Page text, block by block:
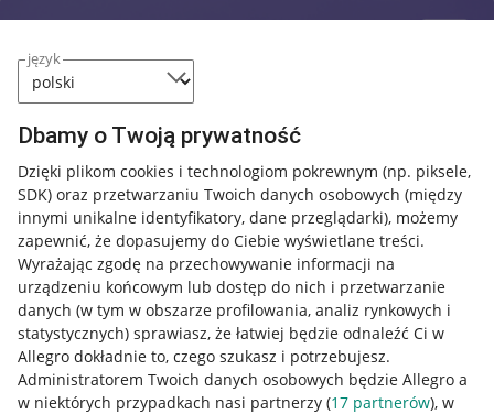
język
Dbamy o Twoją prywatność
Dzięki plikom cookies i technologiom pokrewnym (np. piksele,
SDK) oraz przetwarzaniu Twoich danych osobowych (między
innymi unikalne identyfikatory, dane przeglądarki), możemy
zapewnić, że dopasujemy do Ciebie wyświetlane treści.
Wyrażając zgodę na przechowywanie informacji na
urządzeniu końcowym lub dostęp do nich i przetwarzanie
danych (w tym w obszarze profilowania, analiz rynkowych i
statystycznych) sprawiasz, że łatwiej będzie odnaleźć Ci w
Allegro dokładnie to, czego szukasz i potrzebujesz.
Administratorem Twoich danych osobowych będzie Allegro a
w niektórych przypadkach nasi partnerzy (17 partnerów), w